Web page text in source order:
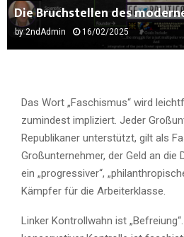
Die Bruchstellen des
by2ndAdmin 16/02/2025
Das Wort „Faschismus“ wird
zumindest impliziert. Jeder
Republikaner unterstützt, gilt als
Großunternehmer, der Geld an die
ein „progressiver“,
Kämpfer für die Arbeiterklasse.
Linker Kontrollwahn ist